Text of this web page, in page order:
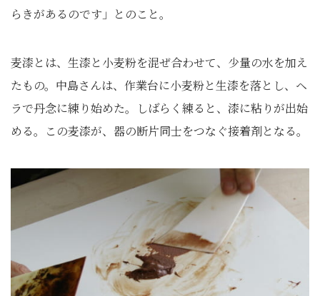
らきがあるのです」とのこと。
麦漆とは、生漆と小麦粉を混ぜ合わせて、少量の水を加え
たもの。中島さんは、作業台に小麦粉と生漆を落とし、ヘ
ラで丹念に練り始めた。しばらく練ると、漆に粘りが出始
める。この麦漆が、器の断片同士をつなぐ接着剤となる。